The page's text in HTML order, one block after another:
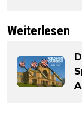
Weiterlesen